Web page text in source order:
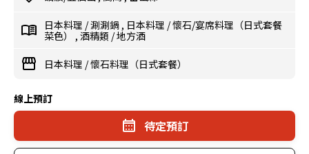
日本料理 /涮涮鍋 , 日本料理 /懷石/宴席料理（日式套餐
菜色） , 酒精類 /地方酒
日本料理 /懷石料理（日式套餐）
線上預訂
待定預訂